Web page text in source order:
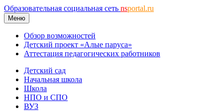
Образовательная социальная сеть nsportal.ru
Меню
Обзор возможностей
Детский проект «Алые паруса»
Аттестация педагогических работников
Детский сад
Начальная школа
Школа
НПО и СПО
ВУЗ